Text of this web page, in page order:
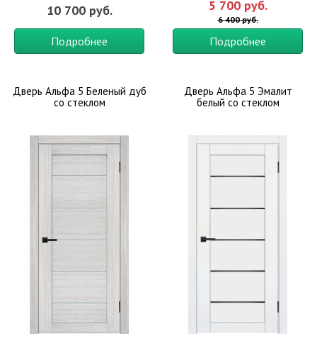
10 700 руб.
Подробнее
5 700 руб.
6 400 руб.
Подробнее
Дверь Альфа 5 Беленый дуб
со стеклом
Дверь Альфа 5 Эмалит
белый со стеклом